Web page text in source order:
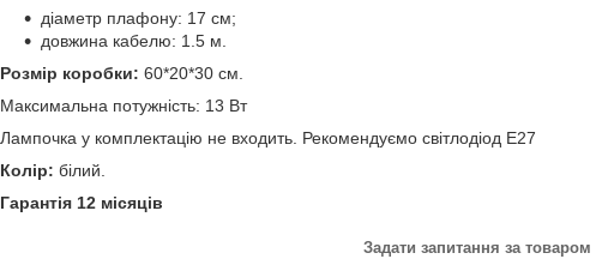
діаметр плафону: 17 см;
довжина кабелю: 1.5 м.
Розмір коробки: 60*20*30 см.
Максимальна потужність: 13 Вт
Лампочка у комплектацію не входить. Рекомендуємо світлодіод E27
Колір: білий.
Гарантія 12 місяців
Задати запитання за товаром